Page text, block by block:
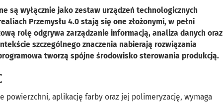
są wyłącznie jako zestaw urządzeń technologicznych
Przemysłu 4.0 stają się one złożonymi, w pełni
rolę odgrywa zarządzanie informacją, analiza danych oraz
szczególnego znaczenia nabierają rozwiązania
tworzą spójne środowisko sterowania produkcją.
powierzchni, aplikację farby oraz jej polimeryzację, wymaga